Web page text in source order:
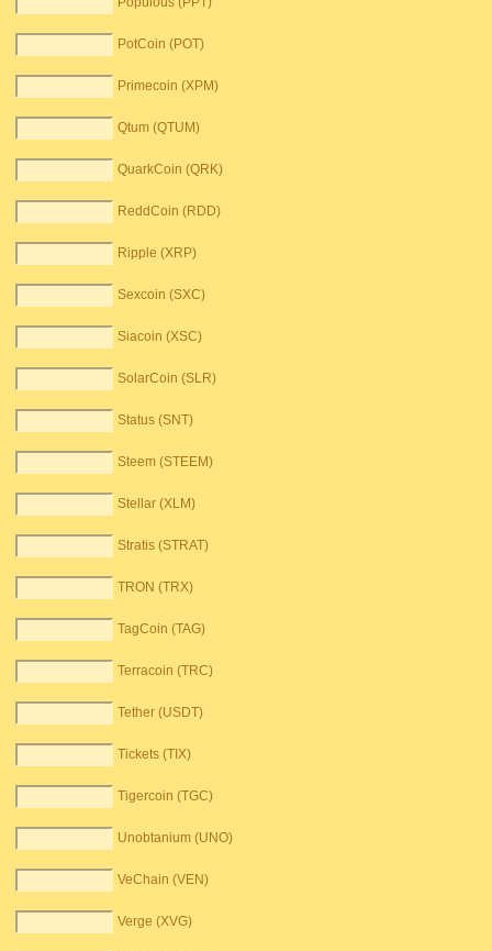
PotCoin (POT)
Primecoin (XPM)
Qtum (QTUM)
QuarkCoin (QRK)
ReddCoin (RDD)
Ripple (XRP)
Sexcoin (SXC)
Siacoin (XSC)
SolarCoin (SLR)
Status (SNT)
Steem (STEEM)
Stellar (XLM)
Stratis (STRAT)
TRON (TRX)
TagCoin (TAG)
Terracoin (TRC)
Tether (USDT)
Tickets (TIX)
Tigercoin (TGC)
Unobtanium (UNO)
VeChain (VEN)
Verge (XVG)